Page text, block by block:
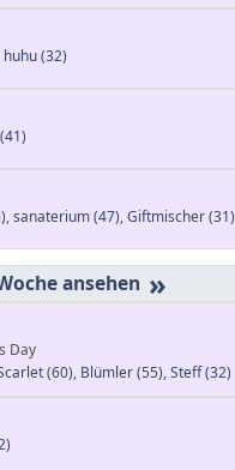
huhu(32)
(41)
,sanaterium(47),Giftmischer(31)
»
Day
(60), Blümler(55),Steff(32)